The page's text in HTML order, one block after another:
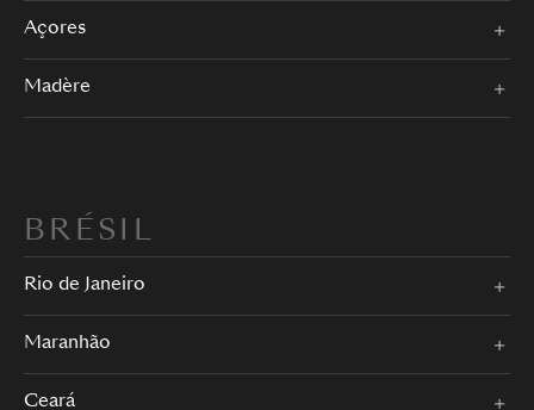
Açores
Madère
BRÉSIL
Rio de Janeiro
Maranhão
Ceará